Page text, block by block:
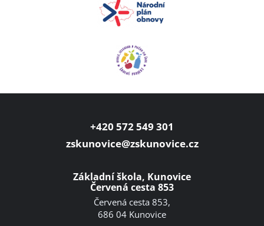
+420 572 549 301
zskunovice@zskunovice.cz
Základní škola, Kunovice
Červená cesta 853
Červená cesta 853,
686 04 Kunovice